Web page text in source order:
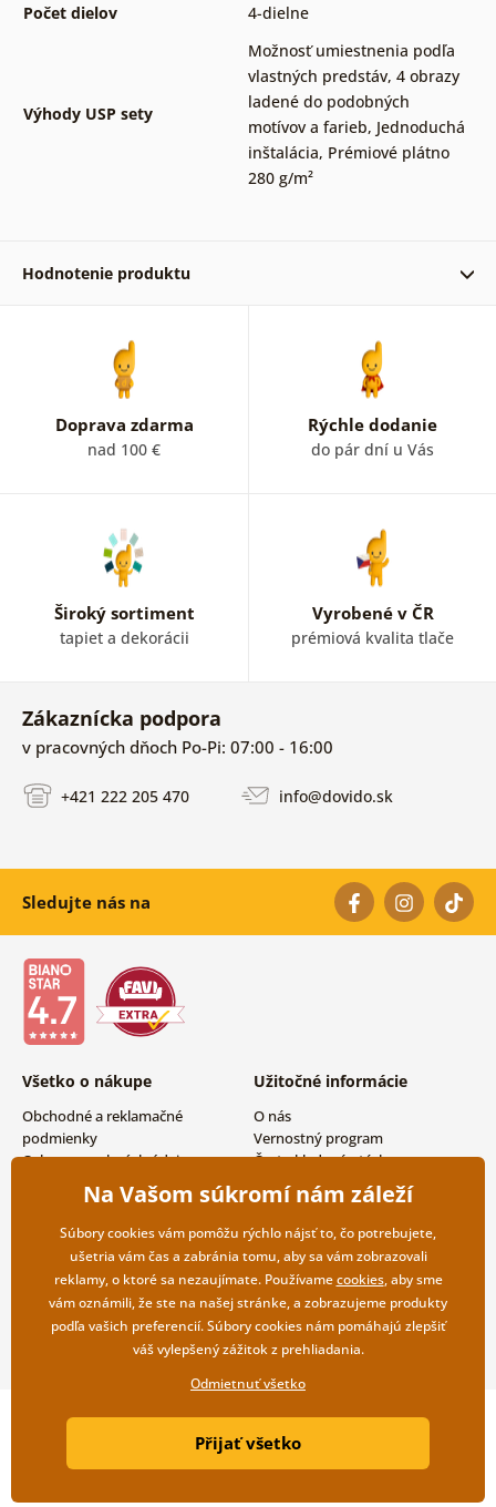
Počet dielov
4-dielne
Výhody USP sety
Možnosť umiestnenia podľa
vlastných predstáv, 4 obrazy
ladené do podobných
motívov a farieb, Jednoduchá
inštalácia, Prémiové plátno
280 g/m²
Hodnotenie produktu
Overený zákazník 14. 09. 2022
Doprava zdarma
nad 100 €
Rýchle dodanie
do pár dní u Vás
Široký sortiment
tapiet a dekorácii
Vyrobené v ČR
prémiová kvalita tlače
Zákaznícka podpora
v pracovných dňoch Po-Pi: 07:00 - 16:00
+421 222 205 470 info@dovido.sk
Sledujte nás na
Všetko o nákupe
Obchodné a reklamačné
podmienky
Ochrana osobných údajov
Možnosti dopravy a platby
Vrátenie tovaru
Užitočné informácie
O nás
Vernostný program
Často kladené otázky
Magazín
Kontakty
Veľkoobchodná spolupráca
Copyright ©2019 © Dovido.sk.
Litvanyi.sk| E-shop vytvorila
Na Vašom súkromí nám záleží
Súbory cookies vám pomôžu rýchlo nájsť to, čo potrebujete,
ušetria vám čas a zabránia tomu, aby sa vám zobrazovali
reklamy, o ktoré sa nezaujímate. Používamecookies, aby sme
vám oznámili, že ste na našej stránke, a zobrazujeme produkty
podľa vašich preferencií. Súbory cookies nám pomáhajú zlepšiť
váš vylepšený zážitok z prehliadania.
Odmietnuť všetko
Přijať všetko